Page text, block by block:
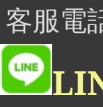
客服電